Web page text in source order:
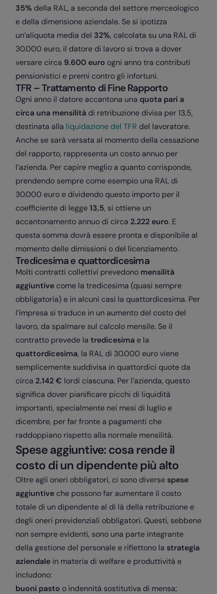
35% della RAL, a seconda del settore merceologico
e della dimensione aziendale. Se si ipotizza
un’aliquota media del 32%, calcolata su una RAL di
30.000 euro, il datore di lavoro si trova a dover
versare circa 9.600 euro ogni anno tra contributi
pensionistici e premi contro gli infortuni.
TFR – Trattamento di Fine Rapporto
Ogni anno il datore accantona una quota pari a
circa una mensilità di retribuzione divisa per 13,5,
destinata alla liquidazione del TFR del lavoratore.
Anche se sarà versata al momento della cessazione
del rapporto, rappresenta un costo annuo per
l’azienda. Per capire meglio a quanto corrisponde,
prendendo sempre come esempio una RAL di
30.000 euro e dividendo questo importo per il
coefficiente di legge13,5, si ottiene un
accantonamento annuo di circa 2.222 euro. E
questa somma dovrà essere pronta e disponibile al
momento delle dimissioni o del licenziamento.
Tredicesima e quattordicesima
Molti contratti collettivi prevedono mensilità
aggiuntive come la tredicesima (quasi sempre
obbligatoria) e in alcuni casi la quattordicesima. Per
l’impresa si traduce in un aumento del costo del
lavoro, da spalmare sul calcolo mensile. Se il
contratto prevede la tredicesima e la
quattordicesima, la RAL di 30.000 euro viene
semplicemente suddivisa in quattordici quote da
circa 2.142 € lordi ciascuna. Per l’azienda, questo
significa dover pianificare picchi di liquidità
importanti, specialmente nei mesi di luglio e
dicembre, per far fronte a pagamenti che
raddoppiano rispetto alla normale mensilità.
Spese aggiuntive: cosa rende il
costo di un dipendente più alto
Oltre agli oneri obbligatori, ci sono diverse spese
aggiuntive che possono far aumentare il costo
totale di un dipendente al di là della retribuzione e
degli oneri previdenziali obbligatori. Questi, sebbene
non sempre evidenti, sono una parte integrante
della gestione del personale e riflettono la strategia
aziendale in materia di welfare e produttività e
includono:
buoni pasto o indennità sostitutiva di mensa;